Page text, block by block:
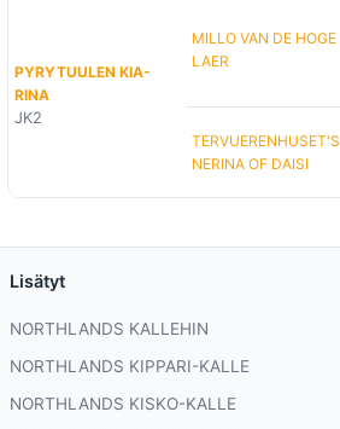
PYRYTUULEN KIA-
RINA
JK2
MILLO VAN DE HOGE
LAER
TERVUERENHUSET'S
NERINA OF DAISI
Lisätyt
NORTHLANDS KALLEHIN
NORTHLANDS KIPPARI-KALLE
NORTHLANDS KISKO-KALLE